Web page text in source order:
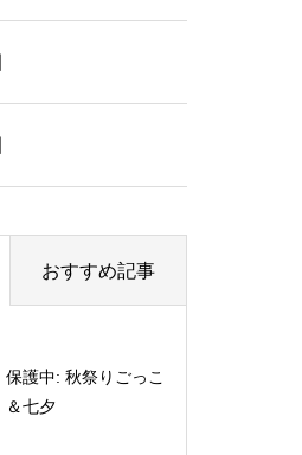
おすすめ記事
保護中: 秋祭りごっこ
＆七夕